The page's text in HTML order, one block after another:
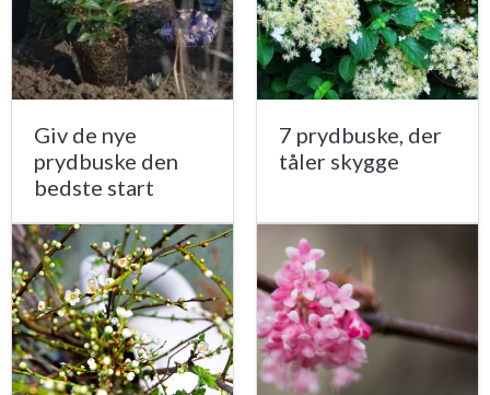
Giv de nye
prydbuske den
bedste start
7 prydbuske, der
tåler skygge